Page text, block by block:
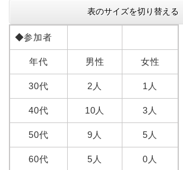
表のサイズを切り替える
◆参加者
年代 男性 女性
30代 2人 1人
40代 10人 3人
50代 9人 5人
60代 5人 0人